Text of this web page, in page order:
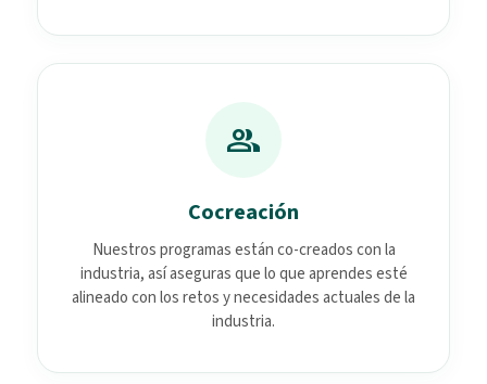
group
Cocreación
Nuestros programas están co-creados con la
industria, así aseguras que lo que aprendes esté
alineado con los retos y necesidades actuales de la
industria.